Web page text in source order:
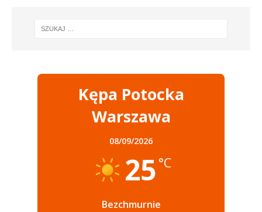
Kępa Potocka
Warszawa
08/09/2026
25 °C
Bezchmurnie